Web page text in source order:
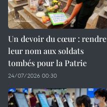
Un devoir du cœur : rendre
leur nom aux soldats
tombés pour la Patrie
24/07/2026 00:30